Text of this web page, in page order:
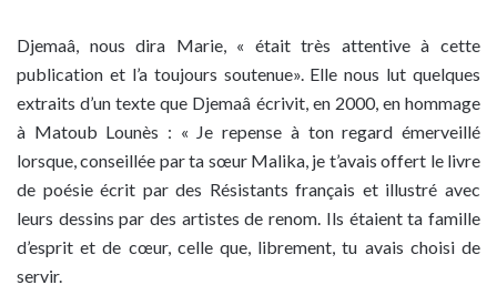
Djemaâ, nous dira Marie, « était très attentive à cette
publication et l’a toujours soutenue». Elle nous lut quelques
extraits d’un texte que Djemaâ écrivit, en 2000, en hommage
à Matoub Lounès : « Je repense à ton regard émerveillé
lorsque, conseillée par ta sœur Malika, je t’avais offert le livre
de poésie écrit par des Résistants français et illustré avec
leurs dessins par des artistes de renom. Ils étaient ta famille
d’esprit et de cœur, celle que, librement, tu avais choisi de
servir.